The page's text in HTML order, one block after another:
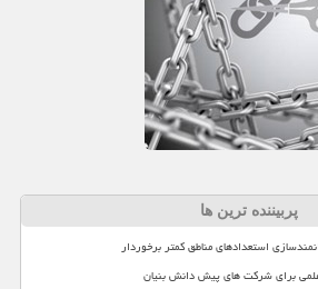
پربیننده ترین ها
استعدادهای مناطق کمتر برخوردار
برای شرکت های پیش دانش بنیان